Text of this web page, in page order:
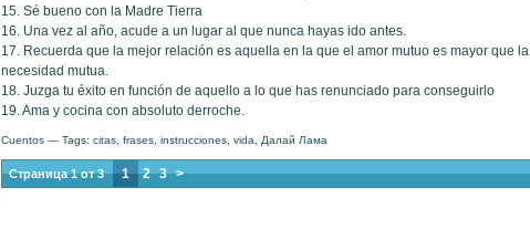
15. Sé bueno con la Madre Tierra
16. Una vez al año, acude a un lugar al que nunca hayas ido antes.
17. Recuerda que la mejor relación es aquella en la que el amor mutuo es mayor que la
necesidad mutua.
18. Juzga tu éxito en función de aquello a lo que has renunciado para conseguirlo
19. Ama y cocina con absoluto derroche.
Cuentos— Tags: citas, frases, instrucciones, vida Далай Лама
Страница 1 от 3 1 2 3 >